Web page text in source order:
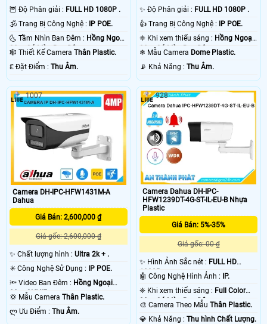
🦉 Độ Phân giải : FULL HD 1080P .
🕉️ Trang Bị Công Nghệ : IP POE.
🌜 Tầm Nhìn Ban Đêm : Hồng Ngoại
30m Có Màu Ban Ðêm.
🕸️ Thiết Kế Camera Thân Plastic.
️₤ Đặt Điểm : Thu Âm.
✨ Độ Phân giải : FULL HD 1080P .
👍 Trang Bị Công Nghệ : IP POE.
❈ Khi xem thiếu sáng : Hồng Ngoại
30m Có Màu Ban Ðêm.
❄ Mẫu Camera Dome Plastic.
️📡 Khả Năng :Thu Âm.
Camera DH-IPC-HFW1431M-A
Dahua
Giá Bán: 2,600,000 ₫
Giá gốc: 2,600,000 ₫
✨ Chất lượng hình : Ultra 2k + .
✳️ Công Nghệ Sử Dụng : IP POE.
🔦 Video Ban Đêm : Hồng Ngoại
80m ONVIF.
💢 Mẫu Camera Thân Plastic.
️ლ Ưu Điểm : Thu Âm.
1007
Camera Dahua DH-IPC-
HFW1239DT-4G-ST-IL-EU-B Nhựa
Plastic
Giá Bán: 5%-35%
Giá gốc: 00 ₫
✨ Hình Ảnh Sắc nét : FULL HD
1080P .
🤖️ Công Nghệ Hình Ảnh : IP.
❈ Khi xem thiếu sáng : Full Color
30m Có Màu Ban Ðêm.
🎨 Camera Theo MẫuThân Plastic.
️💎 Khả Năng :Thu hình Chất Lượng.
928